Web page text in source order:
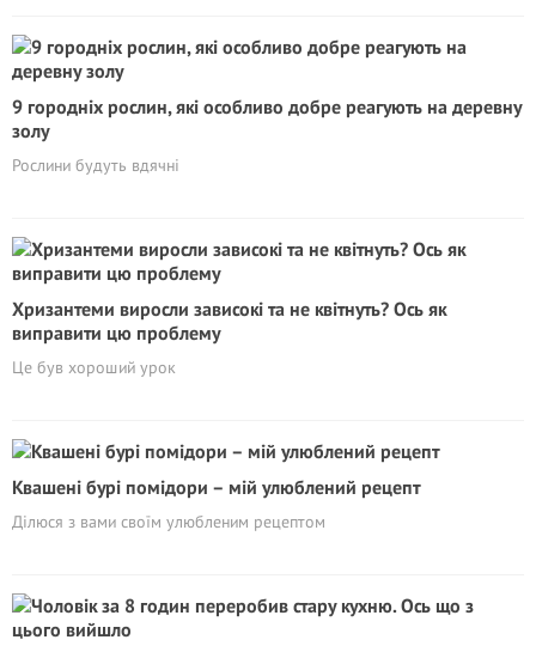
9 городніх рослин, які особливо добре реагують на деревну
золу
Рослини будуть вдячні
Хризантеми виросли зависокі та не квітнуть? Ось як
виправити цю проблему
Це був хороший урок
Квашені бурі помідори – мій улюблений рецепт
Ділюся з вами своїм улюбленим рецептом